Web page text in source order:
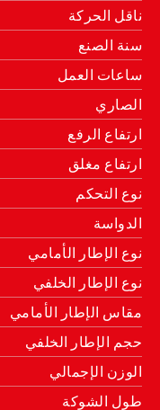
ناقل الحركة
سنة الصنع
ساعات العمل
الصاري
ارتفاع الرفع
ارتفاع مغلق
نوع التحكم
الدواسة
نوع الإطار الأمامي
نوع الإطار الخلفي
مقاس الإطار الأمامي
حجم الإطار الخلفي
الوزن الإجمالي
طول الشوكة